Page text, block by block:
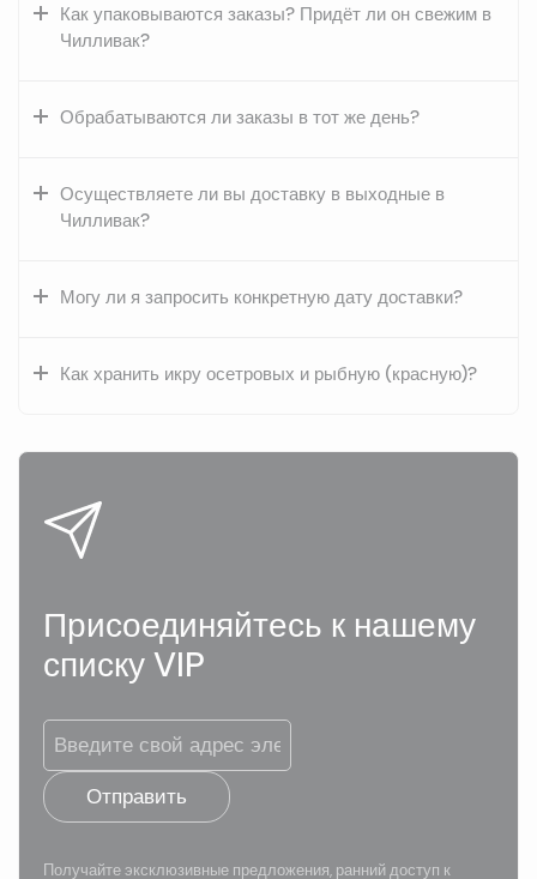
Как упаковываются заказы? Придёт ли он свежим в
Чилливак?
Обрабатываются ли заказы в тот же день?
Осуществляете ли вы доставку в выходные в
Чилливак?
Могу ли я запросить конкретную дату доставки?
Как хранить икру осетровых и рыбную (красную)?
Присоединяйтесь к нашему
списку VIP
Отправить
Получайте эксклюзивные предложения, ранний доступ к